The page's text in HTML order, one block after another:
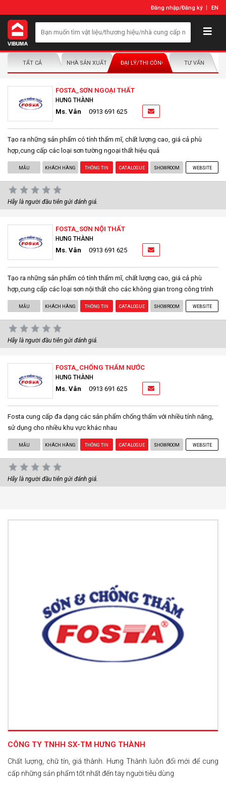
Đăng nhập/Đăng ký EN
TẤT CẢ NHÀ SẢN XUẤT/NHÀ PHÂN PHỐIĐẠI LÝ/THI CÔNG LẮP ĐẶTTƯ VẤN
FOSTA_SƠN NGOẠI THẤT
HƯNG THÀNH
Ms. Vân 0913 691 625
Tạo ra những sản phẩm có tính thẩm mĩ, chất lượng cao, giá cả phù
hợp,cung cấp các loại sơn tường ngoại thất hiệu quả
MẪU KHÁCH HÀNG THÔNG TIN CATALOGUE SHOWROOM WEBSITE
Hãy là người đầu tiên gửi đánh giá.
FOSTA_SƠN NỘI THẤT
HƯNG THÀNH
Ms. Vân 0913 691 625
Tạo ra những sản phẩm có tính thẩm mĩ, chất lượng cao, giá cả phù
hợp,cung cấp các loại sơn nội thất cho các không gian trong công trình
MẪU KHÁCH HÀNG THÔNG TIN CATALOGUE SHOWROOM WEBSITE
Hãy là người đầu tiên gửi đánh giá.
FOSTA_CHỐNG THẤM NƯỚC
HƯNG THÀNH
Ms. Vân 0913 691 625
Fosta cung cấp đa dạng các sản phẩm chống thấm với nhiều tính năng,
sử dụng cho nhiều khu vực khác nhau
MẪU KHÁCH HÀNG THÔNG TIN CATALOGUE SHOWROOM WEBSITE
Hãy là người đầu tiên gửi đánh giá.
CÔNG TY TNHH SX-TM HƯNG THÀNH
Chất lượng, chữ tín, giá thành. Hưng Thành luôn đổi mới để cung
cấp những sản phẩm tốt nhất đến tay người tiêu dùng